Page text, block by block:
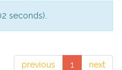
seconds).
previous 1 next